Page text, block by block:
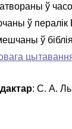
ў
ў
ў
: С. А.